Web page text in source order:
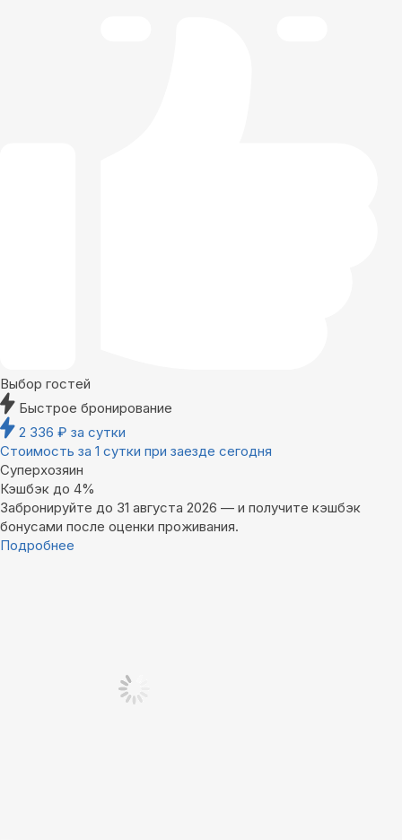
Выбор гостей
Быстрое бронирование
2 336 ₽ за сутки
Стоимость за 1 сутки при заезде сегодня
Суперхозяин
Кэшбэк до 4%
Забронируйте до 31 августа 2026 — и получите кэшбэк
бонусами после оценки проживания.
Подробнее